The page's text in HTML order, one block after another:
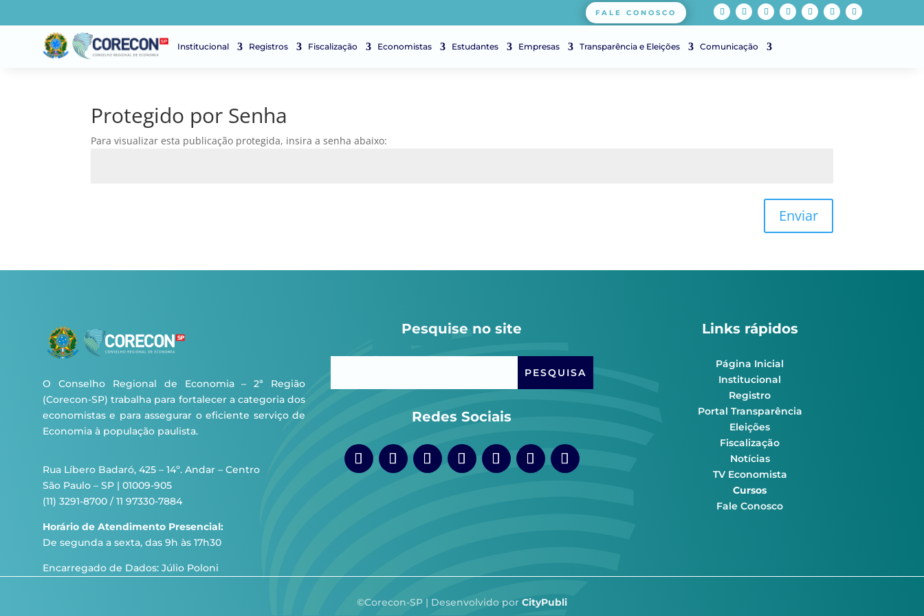
FALE CONOSCO
Institucional Registros Fiscalização Economistas Estudantes Empresas Transparência e Eleições Comunicação
Protegido por Senha
Para visualizar esta publicação protegida, insira a senha abaixo:
Enviar
O Conselho Regional de Economia – 2ª Região
(Corecon-SP) trabalha para fortalecer a categoria dos
economistas e para assegurar o eficiente serviço de
Economia à população paulista.
Rua Líbero Badaró, 425 – 14º. Andar – Centro
São Paulo – SP | 01009-905
(11) 3291-8700 / 11 97330-7884
Horário de Atendimento Presencial:
De segunda a sexta, das 9h às 17h30
Encarregado de Dados: Júlio Poloni
Pesquise no site
Redes Sociais
Links rápidos
Página Inicial
Institucional
Registro
Portal Transparência
Eleições
Fiscalização
Notícias
TV Economista
Cursos
Fale Conosco
©Corecon-SP | Desenvolvido por CityPubli